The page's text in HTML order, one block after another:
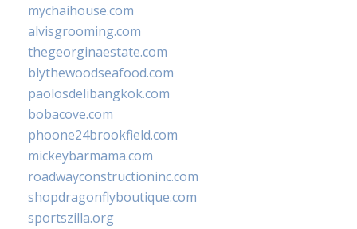
mychaihouse.com
alvisgrooming.com
thegeorginaestate.com
blythewoodseafood.com
paolosdelibangkok.com
bobacove.com
phoone24brookfield.com
mickeybarmama.com
roadwayconstructioninc.com
shopdragonflyboutique.com
sportszilla.org